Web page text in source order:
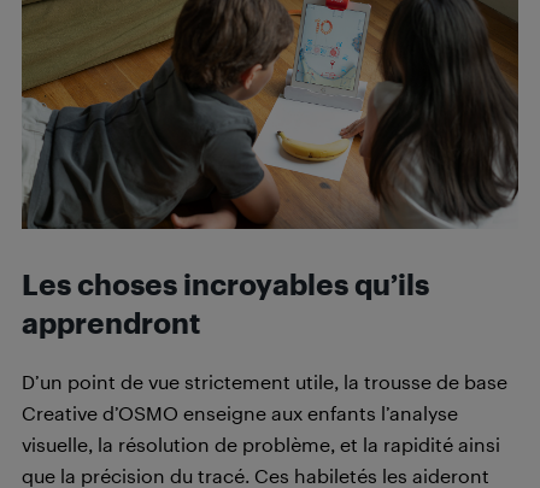
Les choses incroyables qu’ils
apprendront
D’un point de vue strictement utile, la trousse de base
Creative d’OSMO enseigne aux enfants l’analyse
visuelle, la résolution de problème, et la rapidité ainsi
que la précision du tracé. Ces habiletés les aideront